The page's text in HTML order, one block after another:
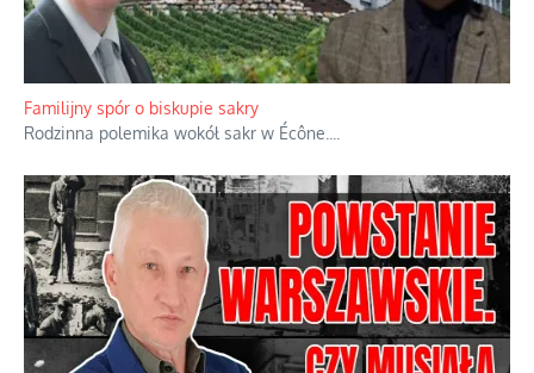
Familijny spór o biskupie sakry
Rodzinna polemika wokół sakr w Écône.